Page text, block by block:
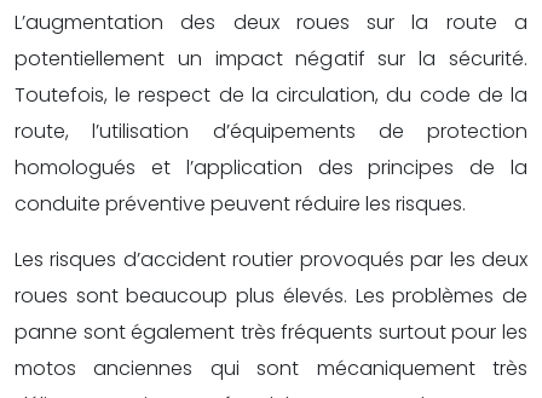
L’augmentation des deux roues sur la route a
potentiellement un impact négatif sur la sécurité.
Toutefois, le respect de la circulation, du code de la
route, l’utilisation d’équipements de protection
homologués et l’application des principes de la
conduite préventive peuvent réduire les risques.
Les risques d’accident routier provoqués par les deux
roues sont beaucoup plus élevés. Les problèmes de
panne sont également très fréquents surtout pour les
motos anciennes qui sont mécaniquement très